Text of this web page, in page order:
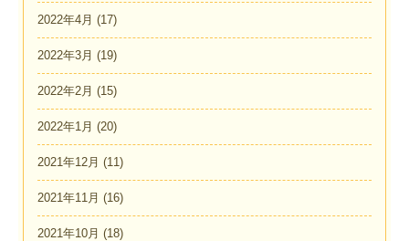
2022年4月 (17)
2022年3月 (19)
2022年2月 (15)
2022年1月 (20)
2021年12月 (11)
2021年11月 (16)
2021年10月 (18)